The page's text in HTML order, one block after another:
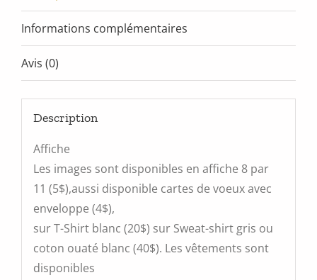
Informations complémentaires
Avis (0)
Description
Affiche
Les images sont disponibles en affiche 8 par
11 (5$),aussi disponible cartes de voeux avec
enveloppe (4$),
sur T-Shirt blanc (20$) sur Sweat-shirt gris ou
coton ouaté blanc (40$). Les vêtements sont
disponibles